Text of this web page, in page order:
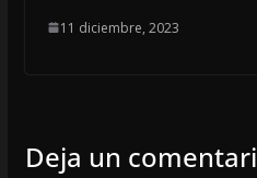
11 diciembre, 2023
Deja un